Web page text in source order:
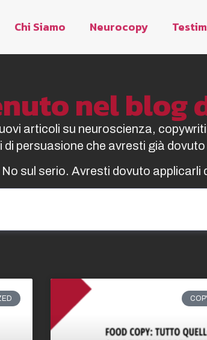
Chi Siamo Neurocopy
nel blog
articoli su neuroscienza,
di persuasione che avresti già
No sul serio. Avresti dovuto applicarli